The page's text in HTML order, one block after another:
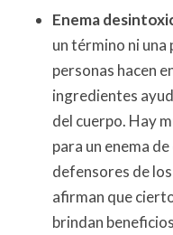
Enema
un término ni una
personas hacen
ingredientes
del cuerpo. Hay
para un enema
defensores de
afirman que
brindan